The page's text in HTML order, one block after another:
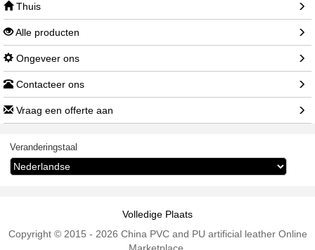
Thuis
Alle producten
Ongeveer ons
Contacteer ons
Vraag een offerte aan
Veranderingstaal
Volledige Plaats
Copyright © 2015 - 2026 China PVC and PU artificial leather Online